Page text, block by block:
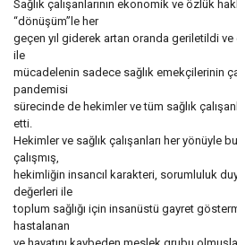
Sağlık çalışanlarının ekonomik ve özlük
“dönüşüm”le her
geçen yıl giderek artan oranda geriletildi ve
ile
mücadelenin sadece sağlık emekçilerinin
pandemisi
sürecinde de hekimler ve tüm sağlık
etti.
Hekimler ve sağlık çalışanları her yönüyle
çalışmış,
hekimliğin insancıl karakteri, sorumluluk
değerleri ile
toplum sağlığı için insanüstü gayret
hastalanan